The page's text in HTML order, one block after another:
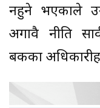
नहुने भएकाले
अगावै नीति
बैंकका